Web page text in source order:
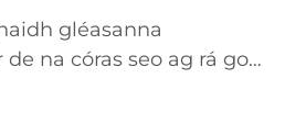
gléasanna
na córas seo ag rá go
na gnéithe seo ann nó